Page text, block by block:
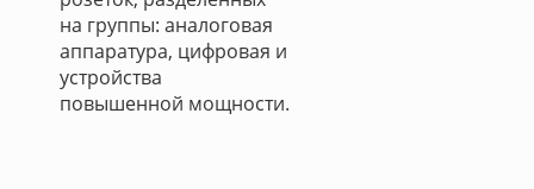
на группы: аналоговая
аппаратура, цифровая и
устройства
повышенной мощности.